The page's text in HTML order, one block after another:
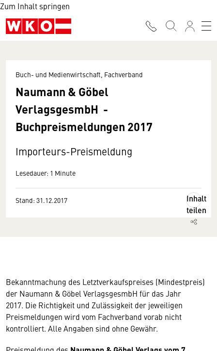
Zum Inhalt springen
Buch- und Medienwirtschaft, Fachverband
Naumann & Göbel
VerlagsgesmbH -
Buchpreismeldungen 2017
Importeurs-Preismeldung
Lesedauer: 1 Minute
Stand: 31.12.2017
Inhalt
teilen
Bekanntmachung des Letztverkaufspreises (Mindestpreis)
der Naumann & Göbel VerlagsgesmbH für das Jahr
2017. Die Richtigkeit und Zulässigkeit der jeweiligen
Preismeldungen wird vom Fachverband vorab nicht
kontrolliert. Alle Angaben sind ohne Gewähr.